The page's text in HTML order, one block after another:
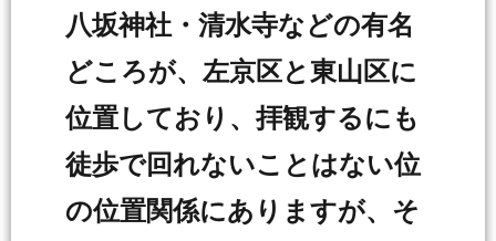
八坂神社・清水寺などの有名
どころが、左京区と東山区に
位置しており、拝観するにも
徒歩で回れないことはない位
の位置関係にありますが、そ